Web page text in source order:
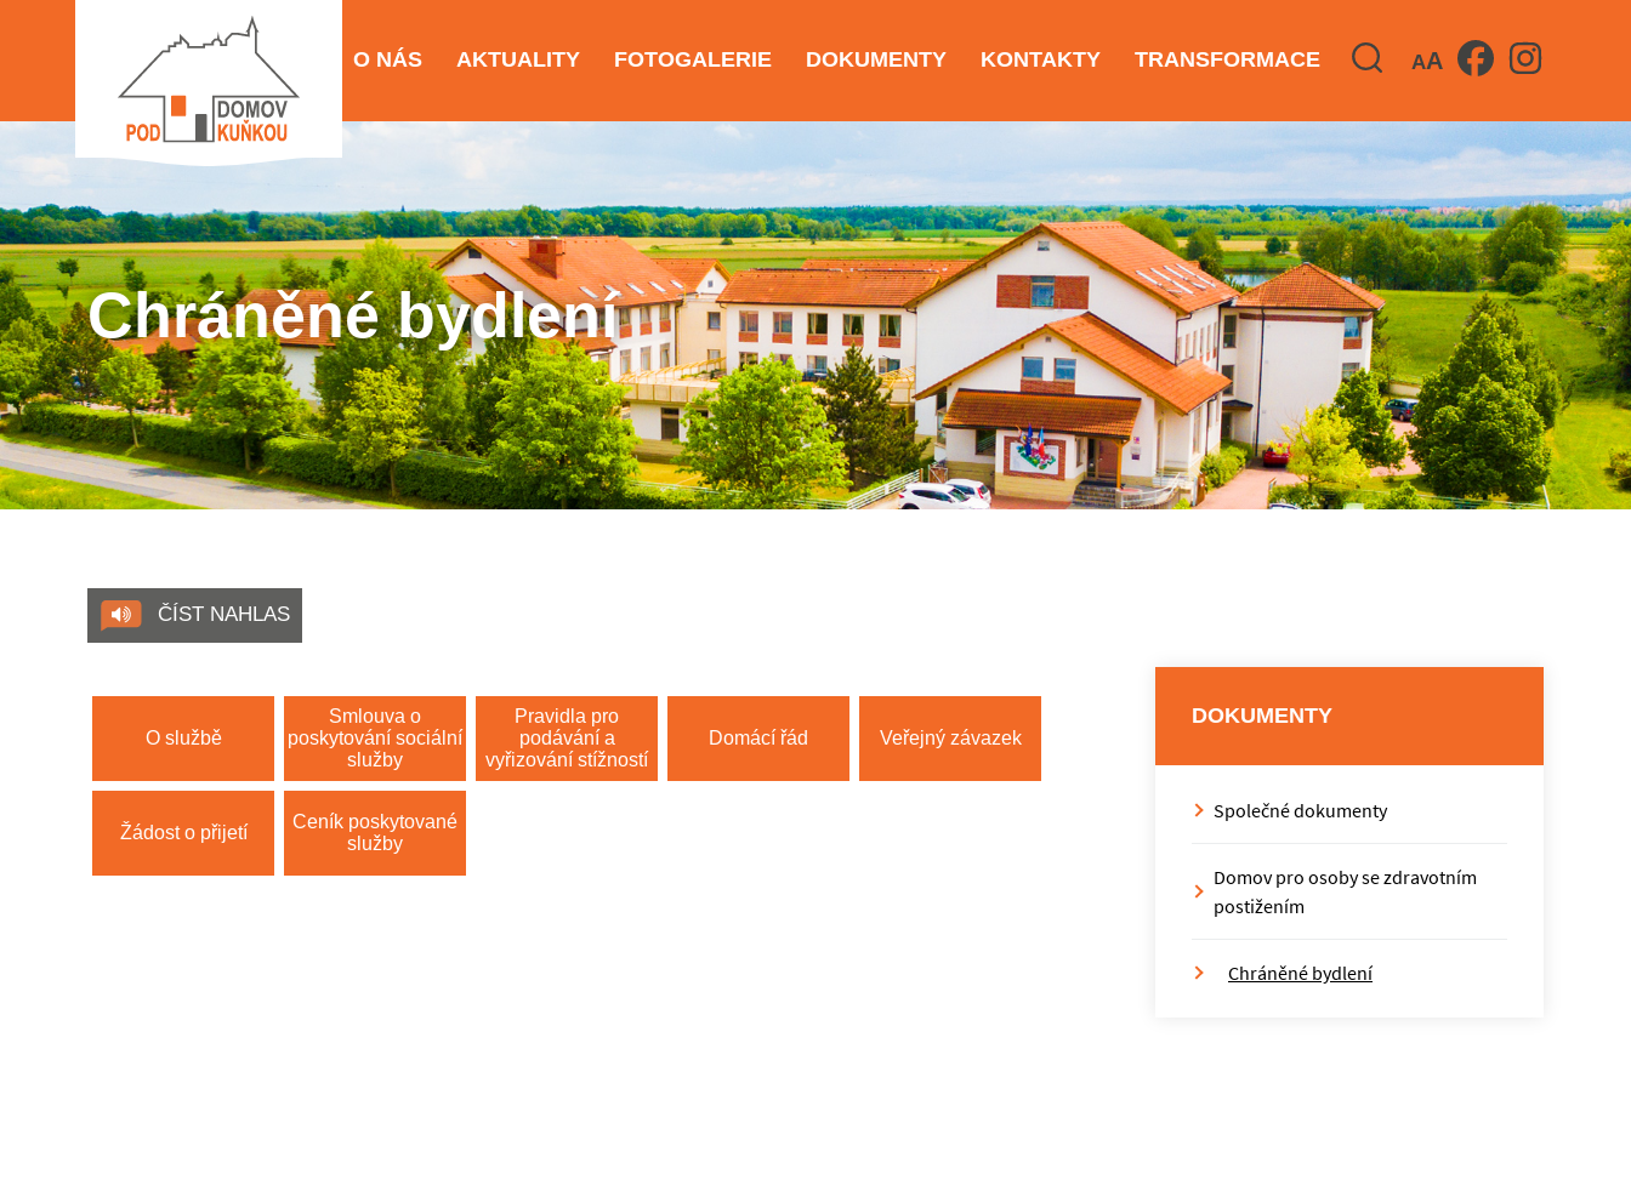
O NÁS AKTUALITY FOTOGALERIE DOKUMENTY KONTAKTY TRANSFORMACE AA
Chráněné bydlení
ČÍST NAHLAS
O službě
Smlouva o
poskytování sociální
služby
Pravidla pro
podávání a
vyřizování stížností
Domácí řád Veřejný závazek
Žádost o přijetí
Ceník poskytované
služby
DOKUMENTY
Společné dokumenty
Domov pro osoby se zdravotním
postižením
Chráněné bydlení